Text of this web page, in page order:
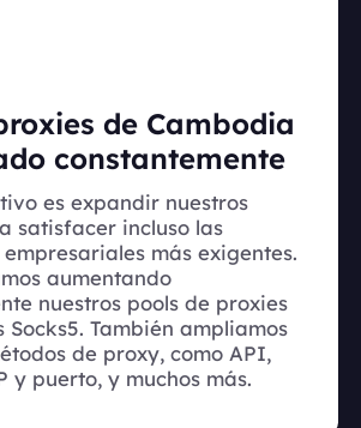
de Cambodia
constantemente
es expandir nuestros
satisfacer incluso las
más exigentes.
aumentando
nuestros pools de proxies
Socks5. También ampliamos
de proxy, como API,
y puerto, y muchos más.